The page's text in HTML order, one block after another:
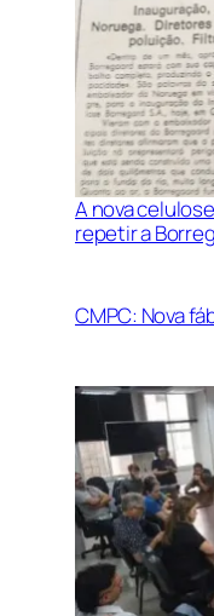
A nova
repetir a
CMPC: Nova